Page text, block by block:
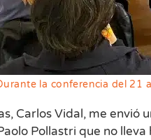
la conferencia del 21
Carlos Vidal, me
Pollastri que no